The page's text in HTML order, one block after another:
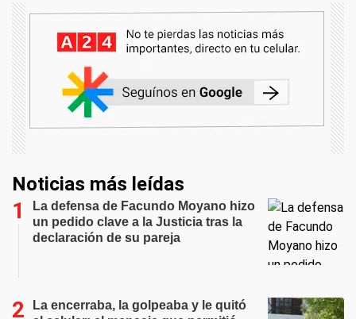
Noticias más leídas
La defensa de Facundo Moyano hizo
un pedido clave a la Justicia tras la
declaración de su pareja
La encerraba, la golpeaba y le quitó